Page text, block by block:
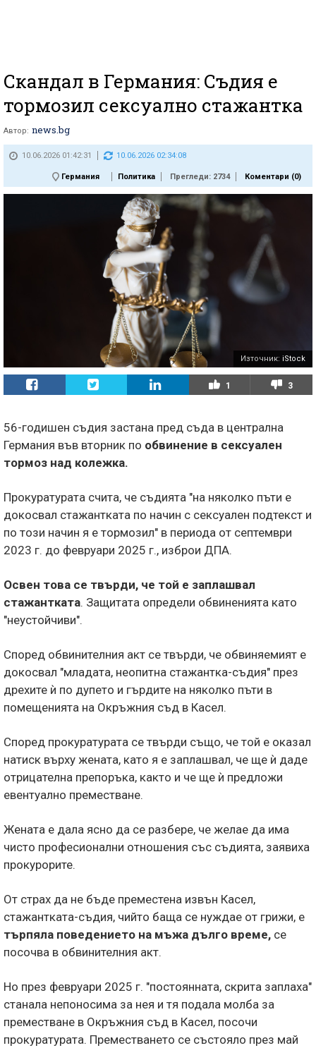
Скандал в Германия: Съдия е
тормозил сексуално стажантка
Автор: news.bg
10.06.2026 01:42:31 10.06.2026 02:34:08
Германия Политика Прегледи: 2734 Коментари (0)
Източник: iStock
1 3
56-годишен съдия застана пред съда в централна
Германия във вторник по обвинение в сексуален
тормоз над колежка.
Прокуратурата счита, че съдията "на няколко пъти е
докосвал стажантката по начин с сексуален подтекст и
по този начин я е тормозил" в периода от септември
2023 г. до февруари 2025 г., изброи ДПА.
Освен това се твърди, че той е заплашвал
стажантката. Защитата определи обвиненията като
"неустойчиви".
Според обвинителния акт се твърди, че обвиняемият е
докосвал "младата, неопитна стажантка-съдия" през
дрехите ѝ по дупето и гърдите на няколко пъти в
помещенията на Окръжния съд в Касел.
Според прокуратурата се твърди също, че той е оказал
натиск върху жената, като я е заплашвал, че ще ѝ даде
отрицателна препоръка, както и че ще ѝ предложи
евентуално преместване.
Жената е дала ясно да се разбере, че желае да има
чисто професионални отношения със съдията, заявиха
прокурорите.
От страх да не бъде преместена извън Касел,
стажантката-съдия, чийто баща се нуждае от грижи, е
търпяла поведението на мъжа дълго време, се
посочва в обвинителния акт.
Но през февруари 2025 г. "постоянната, скрита заплаха"
станала непоносима за нея и тя подала молба за
преместване в Окръжния съд в Касел, посочи
прокуратурата. Преместването се състояло през май